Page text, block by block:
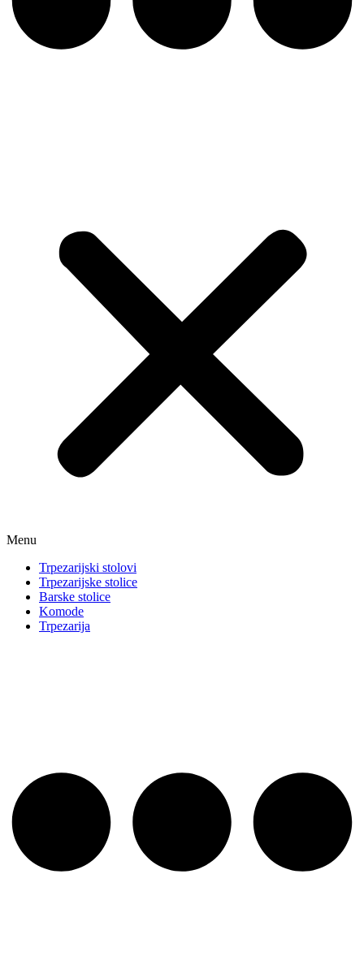
Menu
Trpezarijski stolovi
Trpezarijske stolice
Barske stolice
Komode
Trpezarija